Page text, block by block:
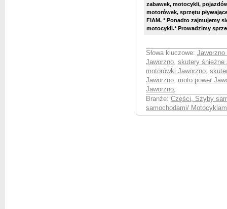
zabawek, motocykli,
motorówek, sprzętu
FIAM. * Ponadto zajmujemy
motocykli.* Prowadzimy
Słowa kluczowe: Jaworzno
Jaworzno, skutery śnieżne
motorówki Jaworzno,
Jaworzno, moto power
Jaworzno,
Branże: Części, Szyby
samochodami/